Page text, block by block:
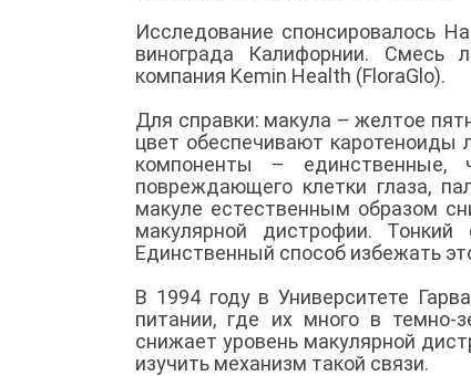
Исследование спонсировалось
винограда Калифорнии. Смесь
компания Kemin Health (FloraGlo).
Для справки: макула – желтое
цвет обеспечивают каротеноиды
компоненты – единственные,
повреждающего клетки глаза,
макуле естественным образом
макулярной дистрофии.
Единственный способ избежать
В 1994 году в Университете
питании, где их много в темно-
снижает уровень макулярной
изучить механизм такой связи.